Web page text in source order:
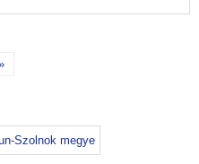
Szolnok megye